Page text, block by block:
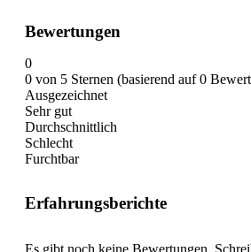
Bewertungen
0
0 von 5 Sternen (basierend auf 0
Ausgezeichnet
Sehr gut
Durchschnittlich
Schlecht
Furchtbar
Erfahrungsberichte